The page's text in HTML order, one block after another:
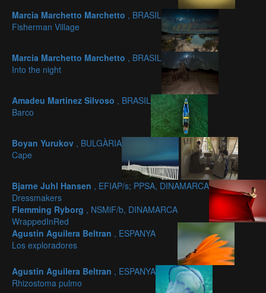
Marcia Marchetto Marchetto , BRASIL
Fisherman Village
Marcia Marchetto Marchetto , BRASIL
Into the night
Amadeu Martinez Silvoso , BRASIL
Barco
Boyan Yurukov , BULGÀRIA
Cape
Bjarne Juhl Hansen , EFIAP/s; PPSA, DINAMARCA
Dressmakers
Flemming Ryborg , NSMiF/b, DINAMARCA
WrappedInRed
Agustin Aguilera Beltran , ESPANYA
Los exploradores
Agustin Aguilera Beltran , ESPANYA
Rhizostoma pulmo